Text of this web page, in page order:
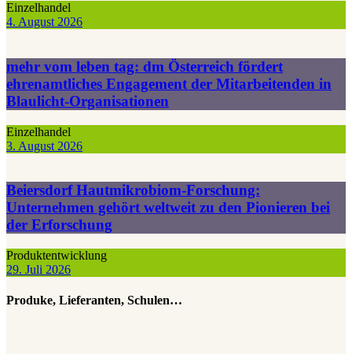
Einzelhandel
4. August 2026
mehr vom leben tag: dm Österreich fördert
ehrenamtliches Engagement der Mitarbeitenden in
Blaulicht-Organisationen
Einzelhandel
3. August 2026
Beiersdorf Hautmikrobiom-Forschung:
Unternehmen gehört weltweit zu den Pionieren bei
der Erforschung
Produktentwicklung
29. Juli 2026
Produke, Lieferanten, Schulen…